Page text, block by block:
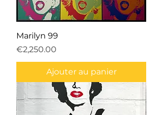
Marilyn 99
Prix
€2,250.00
Ajouter au panier